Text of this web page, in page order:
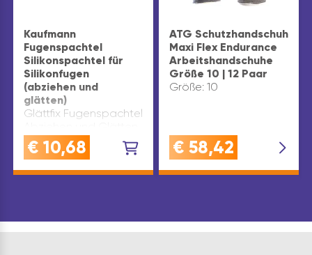
Kaufmann
Fugenspachtel
Silikonspachtel für
Silikonfugen
(abziehen und
glätten)
Glättfix Fugenspachtel
sämtlicher Silikonfugen
und
Fugenglätter
€ 10,68
ATG Schutzhandschuh
Maxi Flex Endurance
Arbeitshandschuhe
Größe 10 | 12 Paar
Größe: 10
€ 58,42